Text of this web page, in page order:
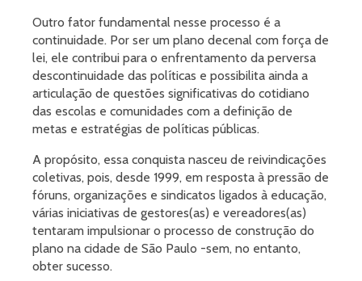
Outro fator fundamental nesse processo é a
continuidade. Por ser um plano decenal com força de
lei, ele contribui para o enfrentamento da perversa
descontinuidade das políticas e possibilita ainda a
articulação de questões significativas do cotidiano
das escolas e comunidades com a definição de
metas e estratégias de políticas públicas.
A propósito, essa conquista nasceu de reivindicações
coletivas, pois, desde 1999, em resposta à pressão de
fóruns, organizações e sindicatos ligados à educação,
várias iniciativas de gestores(as) e vereadores(as)
tentaram impulsionar o processo de construção do
plano na cidade de São Paulo -sem, no entanto,
obter sucesso.